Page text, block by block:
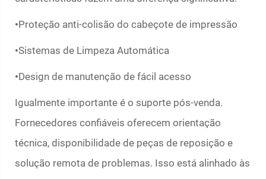
•Proteção anti-colisão do cabeçote de impressão
•Sistemas de Limpeza Automática
•Design de manutenção de fácil acesso
Igualmente importante é o suporte pós-venda.
Fornecedores confiáveis oferecem orientação
técnica, disponibilidade de peças de reposição e
solução remota de problemas. Isso está alinhado às